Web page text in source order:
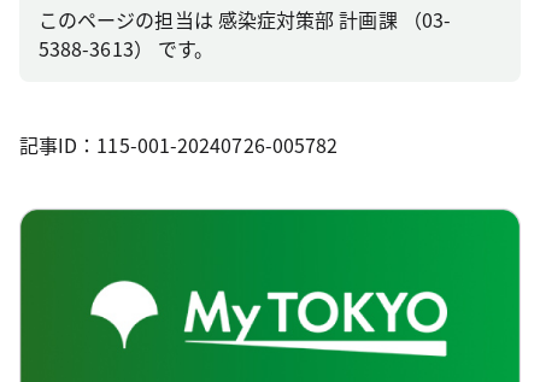
このページの担当は 感染症対策部 計画課 （03-
5388-3613） です。
記事ID：115-001-20240726-005782